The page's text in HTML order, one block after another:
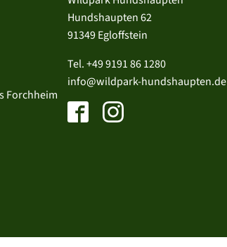
Forchheim
Hundshaupten 62
91349 Egloffstein
Tel.+49 9191 86 1280
info@wildpark-hundshaupten.de